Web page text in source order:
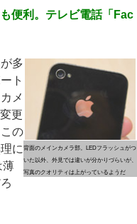
便利。テレビ電話「Fac
背面のメインカメラ部。LEDフラッシュがつ
いた以外、外見では違いが分かりづらいが、
写真のクオリティは上がっているようだ
多
ト
メ
更
の
に
薄